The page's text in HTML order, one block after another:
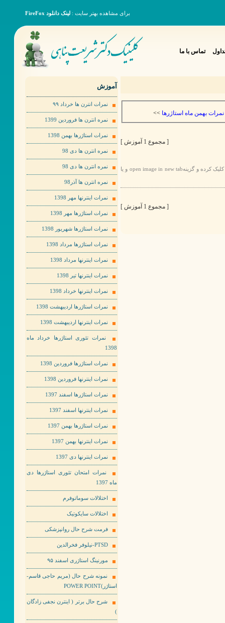
برای مشاهده بهتر سایت : لینک دانلود FireFox
تماس با ما
نمرات بهمن ماه استاژرها >>
[ مجموع 1 آموزش ]
برای مشاهده عکس ها به صورت بهتر لطفا روی عکس مورد نظر راست کلیک کرده و گزینهopen image in new tab و یا
[ مجموع 1 آموزش ]
آموزش
نمرات انترن ها خرداد ٩٩
نمره انترن ها فروردین 1399
نمرات استاژرها بهمن 1398
نمره انترن ها دی 98
نمره انترن ها دی 98
نمره انترن ها آذر98
نمرات اینترنها مهر 1398
نمرات استاژرها مهر 1398
نمرات استاژرها شهریور 1398
نمرات استاژرها مرداد 1398
نمرات اینترنها مرداد 1398
نمرات اینترنها تیر 1398
نمرات اینترنها خرداد 1398
نمرات استاژرها اردیبهشت 1398
نمرات اینترنها اردیبهشت 1398
نمرات تئوری استاژرها خرداد ماه
1398
نمرات استاژرها فروردین 1398
نمرات اینترنها فروردین 1398
نمرات استاژرها اسفند 1397
نمرات اینترنها اسفند 1397
نمرات استاژرها بهمن 1397
نمرات اینترنها بهمن 1397
نمرات اینترنها دی 1397
نمرات امتحان تئوری استاژرها دی
ماه 1397
اختلالات سوماتوفرم
اختلالات سایکوتیک
فرمت شرح حال روانپزشکی
PTSD-نیلوفر فخرالدین
مورنینگ استاژری اسفند ۹۵
نمونه شرح حال (مریم حاجی قاسم-
استاژر)POWER POINT
شرح حال برتر ( اینترن نجفی زادگان
)